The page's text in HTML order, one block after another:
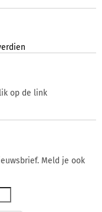
op de link
Meld je ook